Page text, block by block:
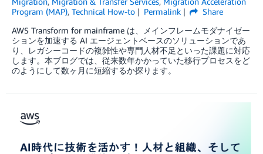
Program (MAP), Technical How-to Permalink
Share
AWS Transform for mainframe は、メインフレームモダナイゼー
ションを加速する AI エージェントベースのソリューションであ
り、レガシーコードの複雑性や専門人材不足といった課題に対応
します。本ブログでは、従来数年かかっていた移行プロセスをど
のようにして数ヶ月に短縮するか探ります。